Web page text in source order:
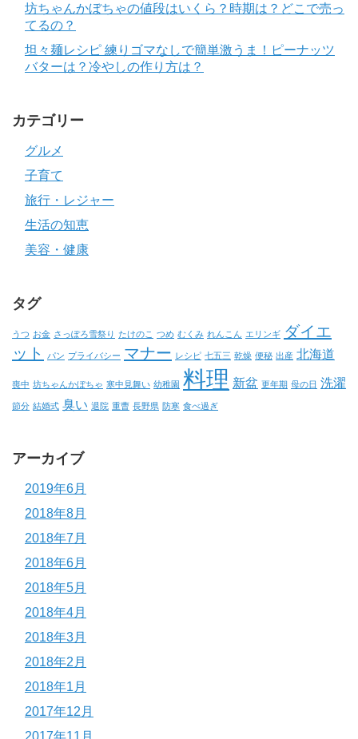
坊ちゃんかぼちゃの値段はいくら？時期は？どこで売っ
てるの？
坦々麺レシピ 練りゴマなしで簡単激うま！ピーナッツ
バターは？冷やしの作り方は？
カテゴリー
グルメ
子育て
旅行・レジャー
生活の知恵
美容・健康
タグ
うつ お金 さっぽろ雪祭り たけのこ つめ むくみ れんこん エリンギ ダイエ
ット
パン プライバシー マナー レシピ 七五三 乾燥 便秘 出産 北海道
喪中 坊ちゃんかぼちゃ 寒中見舞い 幼稚園 料理 新盆 更年期 母の日 洗濯
節分 結婚式 臭い 退院 重曹 長野県 防寒 食べ過ぎ
アーカイブ
2019年6月
2018年8月
2018年7月
2018年6月
2018年5月
2018年4月
2018年3月
2018年2月
2018年1月
2017年12月
2017年11月